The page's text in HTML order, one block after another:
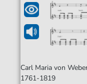
Carl Maria von
1761-1819